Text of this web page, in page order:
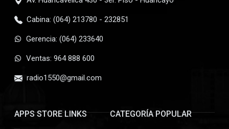
Cabina: (064) 213780 - 232851
Gerencia: (064) 233640
Ventas: 964 888 600
radio1550@gmail.com
APPS STORE LINKS CATEGORÍA POPULAR